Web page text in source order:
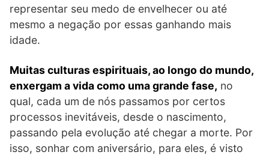
representar seu medo de envelhecer ou até
mesmo a negação por essas ganhando mais
idade.
Muitas culturas espirituais, ao longo do mundo,
enxergam a vida como uma grande fase, no
qual, cada um de nós passamos por certos
processos inevitáveis, desde o nascimento,
passando pela evolução até chegar a morte. Por
isso, sonhar com aniversário, para eles, é visto